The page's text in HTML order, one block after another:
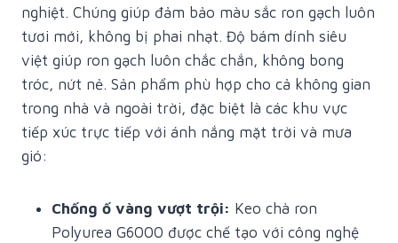
nghiệt. Chúng giúp đảm bảo màu sắc ron gạch luôn
tươi mới, không bị phai nhạt. Độ bám dính siêu
việt giúp ron gạch luôn chắc chắn, không bong
tróc, nứt nẻ. Sản phẩm phù hợp cho cả không gian
trong nhà và ngoài trời, đặc biệt là các khu vực
tiếp xúc trực tiếp với ánh nắng mặt trời và mưa
gió:
Chống ố vàng vượt trội: Keo chà ron
Polyurea G6000 được chế tạo với công nghệ